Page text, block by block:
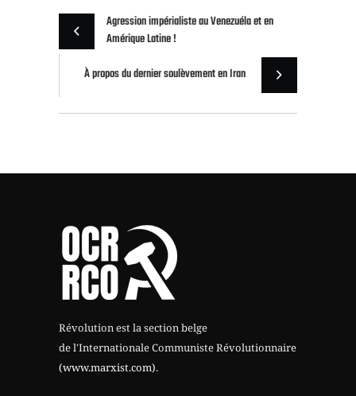
Agression impérialiste au Venezuéla et en
Amérique Latine !
À propos du dernier soulèvement en Iran
Révolution est la section belge
de l'Internationale Communiste Révolutionnaire
(www.marxist.com).